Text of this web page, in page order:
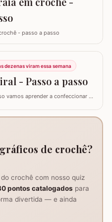
Bolsa de praia em crochê - passo a passo
dezenas viram essa semana
- Passo a passo
vamos aprender a confeccionar o
flores e folhas. Se for utilizar
aconselho um fio…
de crochê?
crochê com nosso quiz
pontos catalogados para
divertida — e ainda